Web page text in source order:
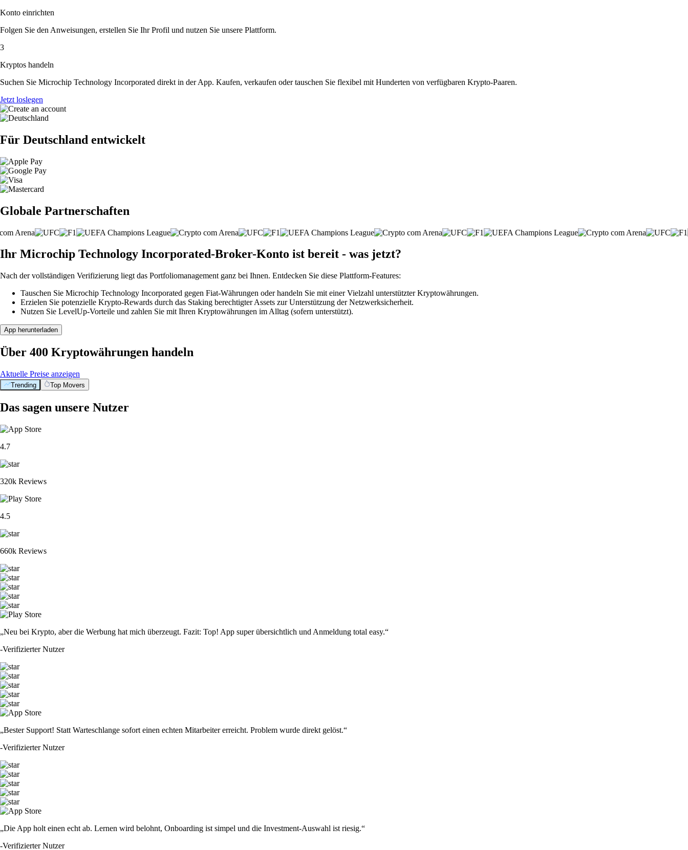
Konto einrichten
Folgen Sie den Anweisungen, erstellen Sie Ihr Profil und nutzen Sie unsere Plattform.
3
Kryptos handeln
Suchen Sie Microchip Technology Incorporated direkt in der App. Kaufen, verkaufen oder tauschen Sie flexibel mit Hunderten von verfügbaren Krypto-Paaren.
Jetzt loslegen
Für Deutschland entwickelt
Globale Partnerschaften
Ihr Microchip Technology Incorporated-Broker-Konto ist bereit - was jetzt?
Nach der vollständigen Verifizierung liegt das Portfoliomanagement ganz bei Ihnen. Entdecken Sie diese Plattform-Features:
Tauschen Sie Microchip Technology Incorporated gegen Fiat-Währungen oder handeln Sie mit einer Vielzahl unterstützter Kryptowährungen.
Erzielen Sie potenzielle Krypto-Rewards durch das Staking berechtigter Assets zur Unterstützung der Netzwerksicherheit.
Nutzen Sie LevelUp-Vorteile und zahlen Sie mit Ihren Kryptowährungen im Alltag (sofern unterstützt).
App herunterladen
Über 400 Kryptowährungen handeln
Aktuelle Preise anzeigen
Trending Top Movers
Das sagen unsere Nutzer
4.7
320k Reviews
4.5
660k Reviews
„Neu bei Krypto, aber die Werbung hat mich überzeugt. Fazit: Top! App super übersichtlich und Anmeldung total easy.“
-Verifizierter Nutzer
„Bester Support! Statt Warteschlange sofort einen echten Mitarbeiter erreicht. Problem wurde direkt gelöst.“
-Verifizierter Nutzer
„Die App holt einen echt ab. Lernen wird belohnt, Onboarding ist simpel und die Investment-Auswahl ist riesig.“
-Verifizierter Nutzer